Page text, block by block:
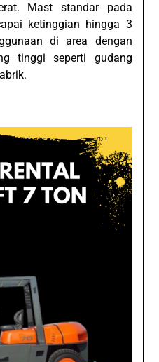
Mast standar pada
ketinggian hingga 3
di area dengan
tinggi seperti gudang